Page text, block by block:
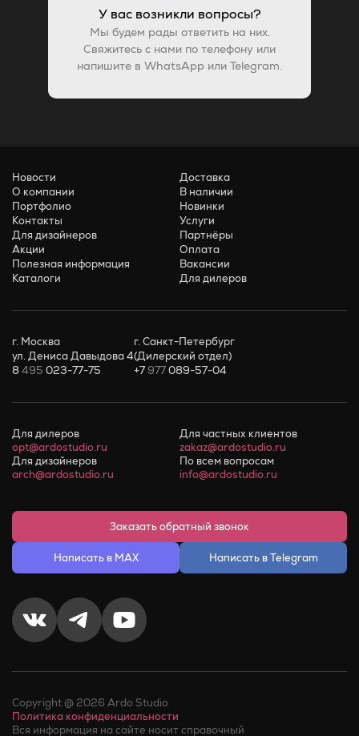
У вас возникли вопросы?
Мы будем рады ответить на них.
Свяжитесь с нами по телефону или
напишите в WhatsApp или Telegram.
Новости
О компании
Портфолио
Контакты
Для дизайнеров
Акции
Полезная информация
Каталоги
Доставка
В наличии
Новинки
Услуги
Партнёры
Оплата
Вакансии
Для дилеров
г. Москва
ул. Дениса Давыдова 4
8495 023-77-75
г. Санкт-Петербург
(Дилерский отдел)
+7977089-57-04
Для дилеров
opt@ardostudio.ru
Для частных клиентов
zakaz@ardostudio.ru
Для дизайнеров
arch@ardostudio.ru
По всем вопросам
info@ardostudio.ru
Заказать обратный звонок
Написать в MAX Написать в Telegram
Copyright @ 2026 Ardo Studio
Политика конфиденциальности
Вся информация на сайте носит справочный